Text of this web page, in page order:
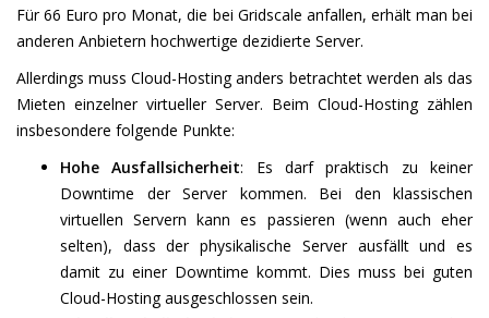
Für 66 Euro pro Monat, die bei Gridscale anfallen, erhält man bei
anderen Anbietern hochwertige dezidierte Server.
Allerdings muss Cloud-Hosting anders betrachtet werden als das
Mieten einzelner virtueller Server. Beim Cloud-Hosting zählen
insbesondere folgende Punkte:
Hohe Ausfallsicherheit: Es darf praktisch zu keiner
Downtime der Server kommen. Bei den klassischen
virtuellen Servern kann es passieren (wenn auch eher
selten), dass der physikalische Server ausfällt und es
damit zu einer Downtime kommt. Dies muss bei guten
Cloud-Hosting ausgeschlossen sein.